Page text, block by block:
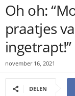
Oh oh:
praatjes
ingetrapt!”
november 16, 2021
DELEN